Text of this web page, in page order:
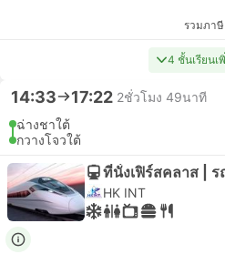
รวมภา
4 ชั้นเรียนเ
14:33 17:22 2ชั่วโมง 49นาที
ฉ่างชาใต้
กวางโจวใต้
ที่นั่งเฟิร์สคลาส | ร
HK INT